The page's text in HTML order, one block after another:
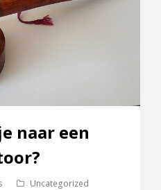
naar een
Uncategorized